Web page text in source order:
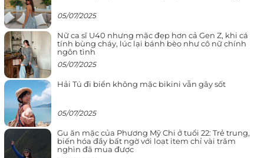
05/07/2025
Nữ ca sĩ U40 nhưng mặc đẹp hơn cả Gen Z, khi cá
tính bùng cháy, lúc lại bánh bèo như cô nữ chính
ngôn tình
05/07/2025
Hải Tú đi biển không mặc bikini vẫn gây sốt
05/07/2025
Gu ăn mặc của Phương Mỹ Chi ở tuổi 22: Trẻ trung,
biến hóa đầy bất ngờ với loạt item chỉ vài trăm
nghìn đã mua được